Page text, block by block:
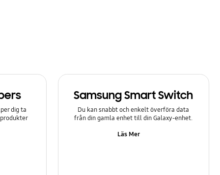
dig ta
Samsung Smart Switch
Du kan snabbt och enkelt överföra data
från din gamla enhet till din Galaxy-enhet.
Läs Mer